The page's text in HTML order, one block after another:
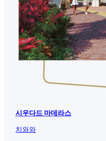
시우다드 마데라스
치와와